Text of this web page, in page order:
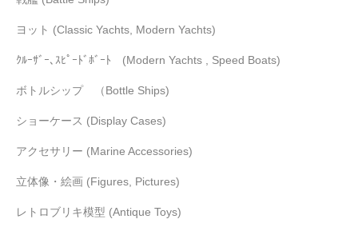
ヨット (Classic Yachts, Modern Yachts)
ｸﾙｰｻﾞｰ､ｽﾋﾟｰﾄﾞﾎﾞｰﾄ (Modern Yachts , Speed Boats)
ボトルシップ （Bottle Ships)
ショーケース (Display Cases)
アクセサリー (Marine Accessories)
立体像・絵画 (Figures, Pictures)
レトロブリキ模型 (Antique Toys)